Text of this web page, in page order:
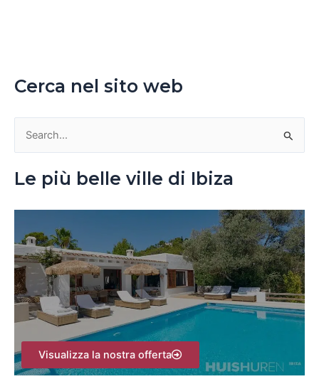
Cerca nel sito web
:
Le più belle ville di Ibiza
Visualizza la nostra offerta